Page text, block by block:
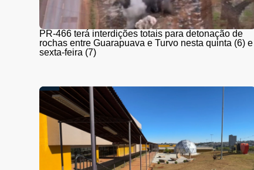
PR-466 terá interdições totais para detonação de
rochas entre Guarapuava e Turvo nesta quinta (6) e
sexta-feira (7)